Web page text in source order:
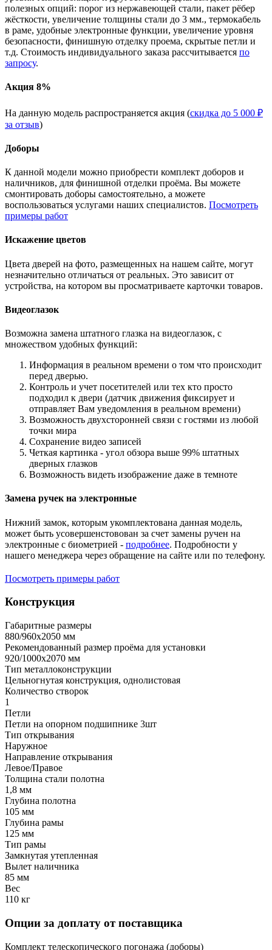
полезных опций: порог из нержавеющей стали, пакет рёбер
жёсткости, увеличение толщины стали до 3 мм., термокабель
в раме, удобные электронные функции, увеличение уровня
безопасности, финишную отделку проема, скрытые петли и
т.д. Стоимость индивидуального заказа рассчитывается по
запросу.
Акция 8%
На данную модель распространяется акция (скидка до 5 000 ₽
за отзыв)
Доборы
К данной модели можно приобрести комплект доборов и
наличников, для финишной отделки проёма. Вы можете
смонтировать доборы самостоятельно, а можете
воспользоваться услугами наших специалистов. Посмотреть
примеры работ
Искажение цветов
Цвета дверей на фото, размещенных на нашем сайте, могут
незначительно отличаться от реальных. Это зависит от
устройства, на котором вы просматриваете карточки товаров.
Видеоглазок
Возможна замена штатного глазка на видеоглазок, с
множеством удобных функций:
Информация в реальном времени о том что происходит
перед дверью.
Контроль и учет посетителей или тех кто просто
подходил к двери (датчик движения фиксирует и
отправляет Вам уведомления в реальном времени)
Возможность двухсторонней связи с гостями из любой
точки мира
Сохранение видео записей
Четкая картинка - угол обзора выше 99% штатных
дверных глазков
Возможность видеть изображение даже в темноте
Замена ручек на электронные
Нижний замок, которым укомплектована данная модель,
может быть усовершенстовован за счет замены ручен на
электронные с биометрией - подробнее. Подробности у
нашего менеджера через обращение на сайте или по телефону.
Посмотреть примеры работ
Конструкция
Габаритные размеры
880/960х2050 мм
Рекомендованный размер проёма для установки
920/1000х2070 мм
Тип металлоконструкции
Цельногнутая конструкция, однолистовая
Количество створок
1
Петли
Петли на опорном подшипнике 3шт
Тип открывания
Наружное
Направление открывания
Левое/Правое
Толщина стали полотна
1,8 мм
Глубина полотна
105 мм
Глубина рамы
125 мм
Тип рамы
Замкнутая утепленная
Вылет наличника
85 мм
Вес
110 кг
Опции за доплату от поставщика
Комплект телескопического погонажа (доборы)